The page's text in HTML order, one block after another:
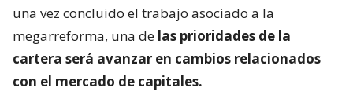
una vez concluido el trabajo asociado a la
megarreforma, una de las prioridades de la
cartera será avanzar en cambios relacionados
con el mercado de capitales.